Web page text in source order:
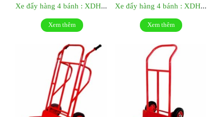
Xe đẩy hàng 4 bánh : XDH06
Xem thêm
Xe đẩy hàng 4 bánh : XDH12
Xem thêm